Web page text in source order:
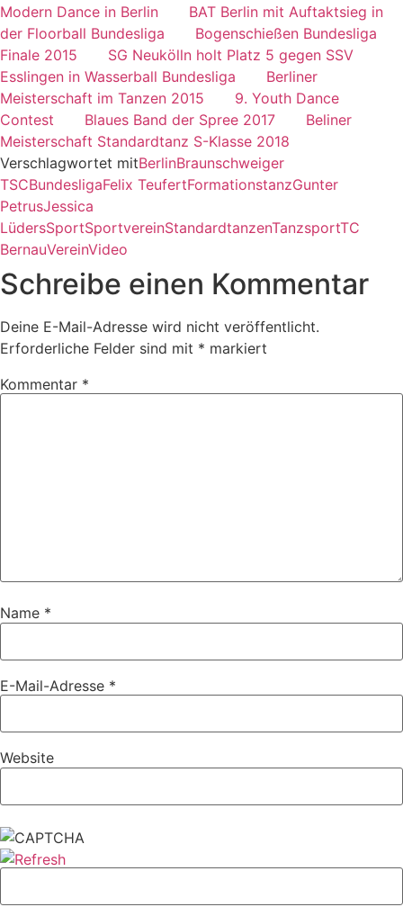
Modern Dance in Berlin
BAT Berlin mit Auftaktsieg in
der Floorball Bundesliga
Bogenschießen Bundesliga
Finale 2015
SG Neukölln holt Platz 5 gegen SSV
Esslingen in Wasserball Bundesliga
Berliner
Meisterschaft im Tanzen 2015
9. Youth Dance
Contest
Blaues Band der Spree 2017
Beliner
Meisterschaft Standardtanz S-Klasse 2018
Verschlagwortet mitBerlinBraunschweiger
TSCBundesligaFelix TeufertFormationstanzGunter
PetrusJessica
LüdersSportSportvereinStandardtanzenTanzsportTC
BernauVereinVideo
Schreibe einen Kommentar
Deine E-Mail-Adresse wird nicht veröffentlicht.
Erforderliche Felder sind mit * markiert
Kommentar *
Name *
E-Mail-Adresse *
Website